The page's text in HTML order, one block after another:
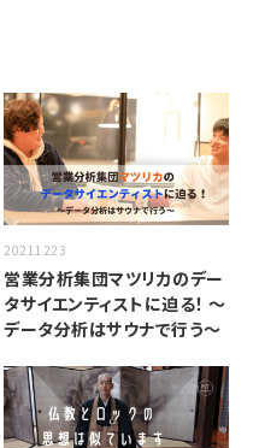
20211223
営業分析集団マツリカのデー
タサイエンティストに迫る！ 〜
データ分析はサウナで行う〜